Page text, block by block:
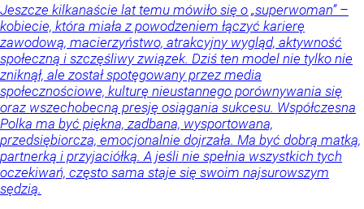
Jeszcze kilkanaście lat temu mówiło się o „superwoman” –
kobiecie, która miała z powodzeniem łączyć karierę
zawodową, macierzyństwo, atrakcyjny wygląd, aktywność
społeczną i szczęśliwy związek. Dziś ten model nie tylko nie
zniknął, ale został spotęgowany przez media
społecznościowe, kulturę nieustannego porównywania się
oraz wszechobecną presję osiągania sukcesu. Współczesna
Polka ma być piękna, zadbana, wysportowana,
przedsiębiorcza, emocjonalnie dojrzała. Ma być dobrą matką,
partnerką i przyjaciółką. A jeśli nie spełnia wszystkich tych
oczekiwań, często sama staje się swoim najsurowszym
sędzią.